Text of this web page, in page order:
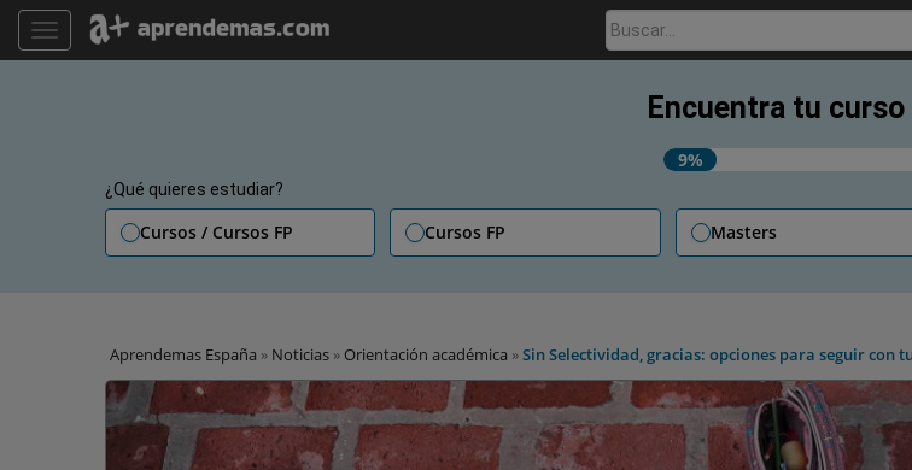
TOGGLE NAVIGATION Buscar:
Encuentra tu curso
9%
¿Qué quieres estudiar?
Cursos / Cursos FP Cursos FP Masters
Aprendemas España » Noticias » Orientación académica »Sin Selectividad, gracias: opciones para seguir con